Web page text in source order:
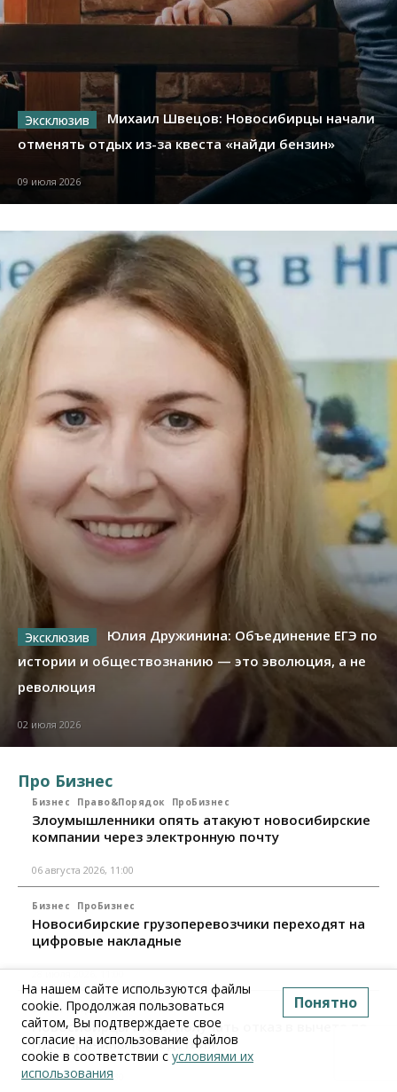
Михаил Швецов: Новосибирцы начали
отменять отдых из-за квеста «найди бензин»
09 июля 2026
Юлия Дружинина: Объединение ЕГЭ по
истории и обществознанию — это эволюция, а не
революция
02 июля 2026
Про Бизнес
Бизнес Право&Порядок ПроБизнес
Злоумышленники опять атакуют новосибирские
компании через электронную почту
06 августа 2026, 11:00
Бизнес ПроБизнес
Новосибирские грузоперевозчики переходят на
цифровые накладные
28 июля 2026, 11:00
Бизнес ПроБизнес
Новосибирцы стали получать отказ в вычете по
НДС: причины и следствия
24 июля 2026, 10:30
На нашем сайте используются файлы
cookie. Продолжая пользоваться
сайтом, Вы подтверждаете свое
согласие на использование файлов
cookie в соответствии с условиями их
использования
Понятно